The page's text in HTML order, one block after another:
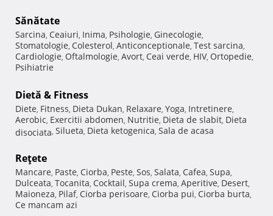
Sănătate
Sarcina, Ceaiuri, Inima, Psihologie, Ginecologie,
Stomatologie, Colesterol, Anticonceptionale, Test sarcina,
Cardiologie, Oftalmologie, Avort, Ceai verde, HIV, Ortopedie,
Psihiatrie
Dietă & Fitness
Diete, Fitness, Dieta Dukan, Relaxare, Yoga, Intretinere,
Aerobic, Exercitii abdomen, Nutritie, Dieta de slabit, Dieta
disociata, Silueta, Dieta ketogenica, Sala de acasa
Reţete
Mancare, Paste, Ciorba, Peste, Sos, Salata, Cafea, Supa,
Dulceata, Tocanita, Cocktail, Supa crema, Aperitive, Desert,
Maioneza, Pilaf, Ciorba perisoare, Ciorba pui, Ciorba burta,
Ce mancam azi